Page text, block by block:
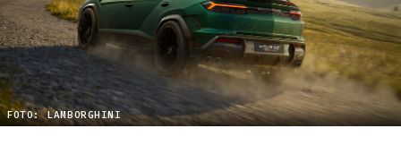
FOTO: LAMBORGHINI